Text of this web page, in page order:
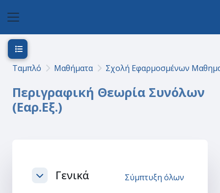
Ταμπλό Μαθήματα Σχολή Εφαρμοσμένων
Περιγραφική Θεωρία Συνόλων
(Εαρ.Εξ.)
Άνοιγμα ευρετηρίου μαθήματος
Section outline
ΣύμπτυξηΓενικά Σύμπτυξη όλων